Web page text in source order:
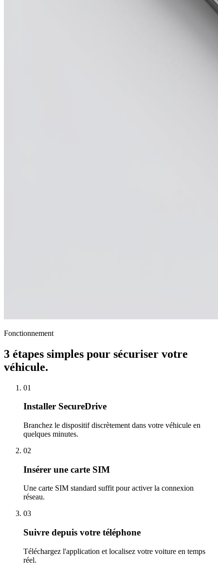
Fonctionnement
3 étapes simples pour sécuriser votre
véhicule.
01
Installer SecureDrive
Branchez le dispositif discrètement dans votre véhicule en
quelques minutes.
02
Insérer une carte SIM
Une carte SIM standard suffit pour activer la connexion
réseau.
03
Suivre depuis votre téléphone
Téléchargez l'application et localisez votre voiture en temps
réel.